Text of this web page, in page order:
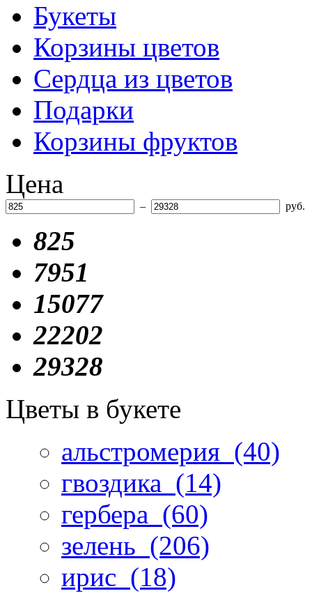
Букеты
Корзины цветов
Сердца из цветов
Подарки
Корзины фруктов
Цена
– руб.
825
7951
15077
22202
29328
Цветы в букете
альстромерия (40)
гвоздика (14)
гербера (60)
зелень (206)
ирис (18)